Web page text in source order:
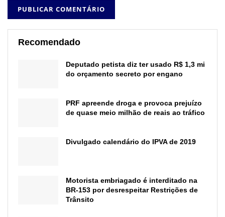
Recomendado
Deputado petista diz ter usado R$ 1,3 mi
do orçamento secreto por engano
PRF apreende droga e provoca prejuízo
de quase meio milhão de reais ao tráfico
Divulgado calendário do IPVA de 2019
Motorista embriagado é interditado na
BR-153 por desrespeitar Restrições de
Trânsito